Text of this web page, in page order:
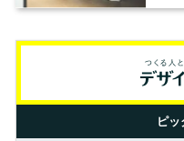
ピッ